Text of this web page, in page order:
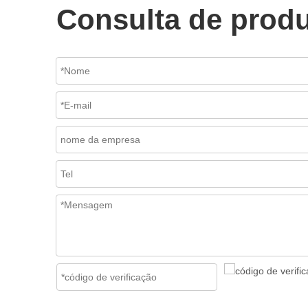
Consulta de